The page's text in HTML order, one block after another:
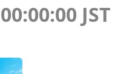
JST